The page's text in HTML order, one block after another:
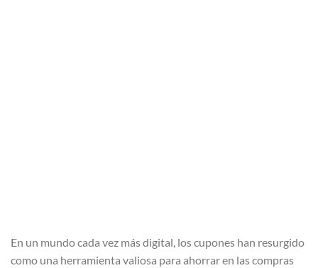
En un mundo cada vez más digital, los cupones han resurgido
como una herramienta valiosa para ahorrar en las compras